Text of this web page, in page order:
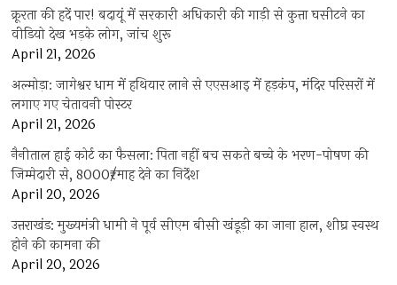
क्रूरता की हदें पार! बदायूं में सरकारी अधिकारी की गाड़ी से कुत्ता घसीटने का
वीडियो देख भड़के लोग, जांच शुरू
April 21, 2026
अल्मोड़ा: जागेश्वर धाम में हथियार लाने से एएसआइ में हड़कंप, मंदिर परिसरों में
लगाए गए चेतावनी पोस्टर
April 21, 2026
नैनीताल हाई कोर्ट का फैसला: पिता नहीं बच सकते बच्चे के भरण-पोषण की
जिम्मेदारी से, 8000₹/माह देने का निर्देश
April 20, 2026
उत्तराखंड: मुख्यमंत्री धामी ने पूर्व सीएम बीसी खंडूड़ी का जाना हाल, शीघ्र स्वस्थ
होने की कामना की
April 20, 2026